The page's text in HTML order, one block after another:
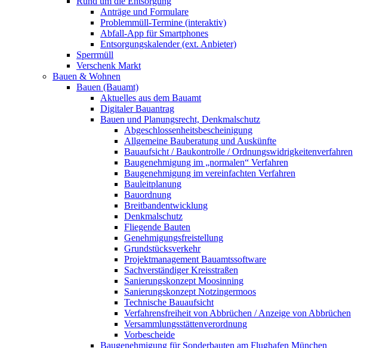
Anträge und Formulare
Problemmüll-Termine (interaktiv)
Abfall-App für Smartphones
Entsorgungskalender (ext. Anbieter)
Sperrmüll
Verschenk Markt
Bauen & Wohnen
Bauen (Bauamt)
Aktuelles aus dem Bauamt
Digitaler Bauantrag
Bauen und Planungsrecht, Denkmalschutz
Abgeschlossenheitsbescheinigung
Allgemeine Bauberatung und Auskünfte
Bauaufsicht / Baukontrolle / Ordnungswidrigkeitenverfahren
Baugenehmigung im „normalen“ Verfahren
Baugenehmigung im vereinfachten Verfahren
Bauleitplanung
Bauordnung
Breitbandentwicklung
Denkmalschutz
Fliegende Bauten
Genehmigungsfreistellung
Grundstücksverkehr
Projektmanagement Bauamtssoftware
Sachverständiger Kreisstraßen
Sanierungskonzept Moosinning
Sanierungskonzept Notzingermoos
Technische Bauaufsicht
Verfahrensfreiheit von Abbrüchen / Anzeige von Abbrüchen
Versammlungsstättenverordnung
Vorbescheide
Baugenehmigung für Sonderbauten am Flughafen München